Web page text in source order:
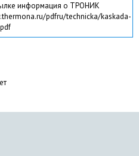
информация о ТРОНИК
pdfru/technicka/kaskada-